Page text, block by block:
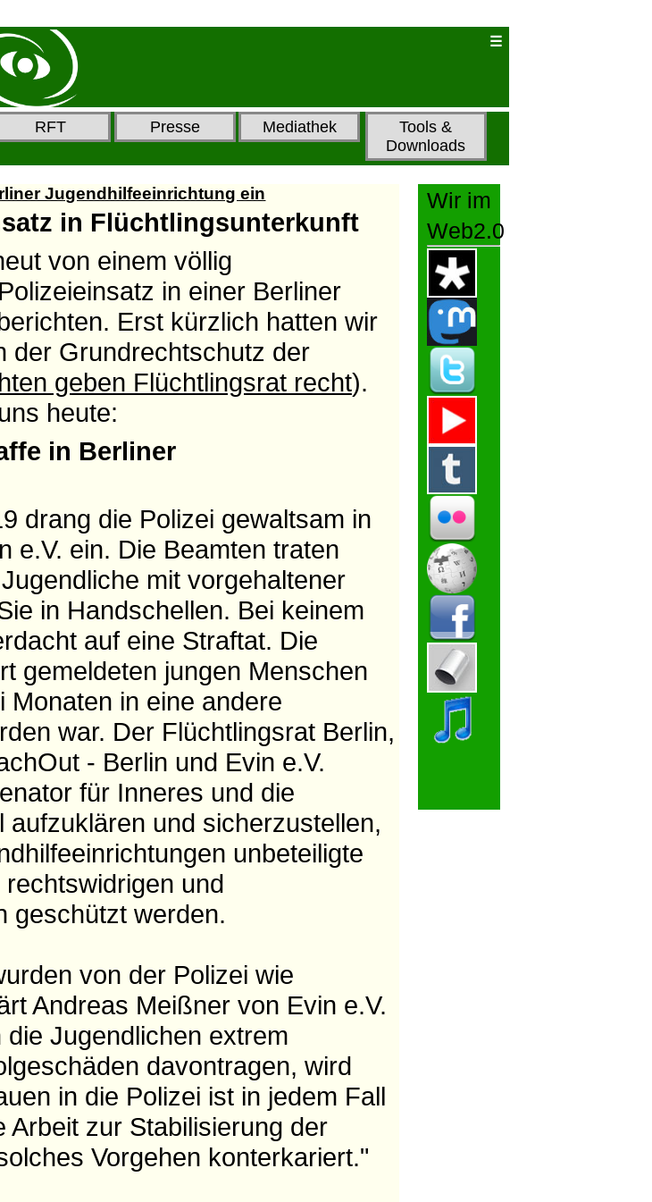
RFT Presse Mediathek
Tools &
Downloads
Jugendhilfeeinrichtung ein
in Flüchtlingsunterkunft
von einem völlig
in einer Berliner
Erst kürzlich hatten wir
der Grundrechtschutz der
geben Flüchtlingsrat recht).
heute:
in Berliner
drang die Polizei gewaltsam in
e.V. ein. Die Beamten traten
mit vorgehaltener
in Handschellen. Bei keinem
auf eine Straftat. Die
gemeldeten jungen Menschen
in eine andere
war. Der Flüchtlingsrat Berlin,
- Berlin und Evin e.V.
für Inneres und die
und sicherzustellen,
unbeteiligte
und
geschützt werden.
von der Polizei wie
Andreas Meißner von Evin e.V.
Jugendlichen extrem
davontragen, wird
in die Polizei ist in jedem Fall
zur Stabilisierung der
Vorgehen konterkariert."
Wir im
Web2.0